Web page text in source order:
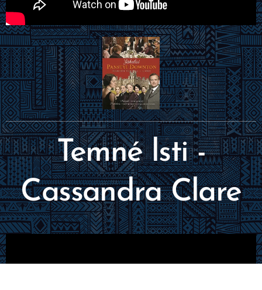
Temné lsti -
Cassandra Clare